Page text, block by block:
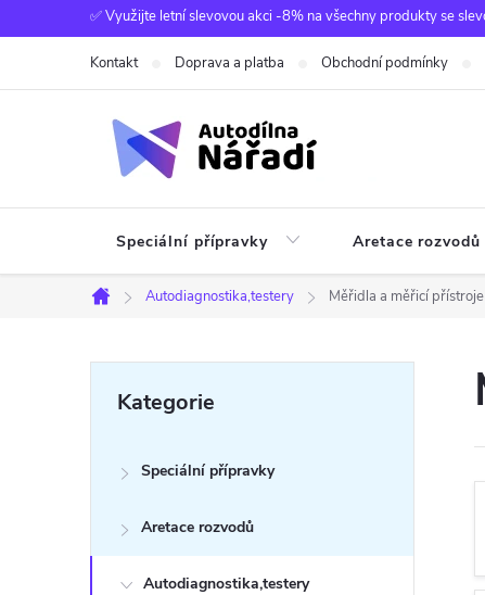
na
✅ Využijte letní slevovou akci -8% na všechny produkty se
Kontakt Doprava a platba Obchodní podmínky
Speciální přípravky Aretace rozvodů
Domů
Autodiagnostika,testery Měřidla a měřicí přístroje
t
kategorie
Kategorie
Speciální přípravky
Aretace rozvodů
Autodiagnostika,testery